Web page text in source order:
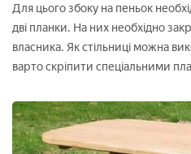
Для цього збоку на пеньок
дві планки. На них необхідно
власника. Як стільниці можна
варто скріпити спеціальними